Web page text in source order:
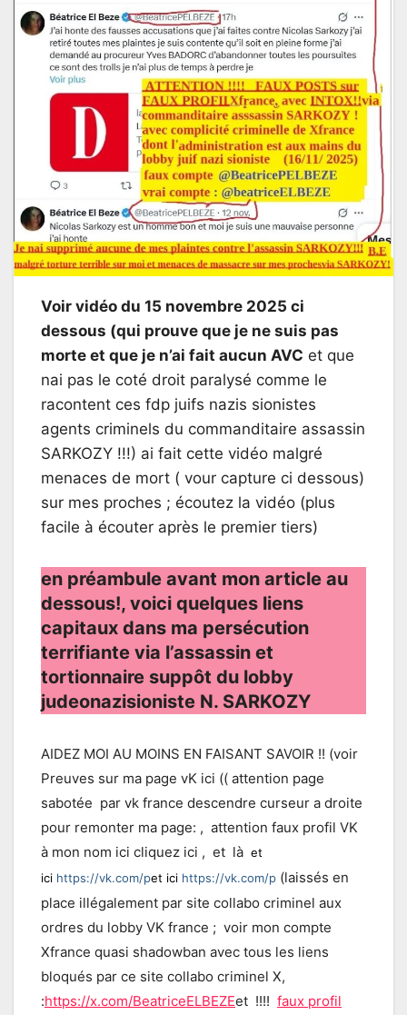
Voir vidéo du 15 novembre 2025 ci
dessous (qui prouve que je ne suis pas
morte et que je n’ai fait aucun AVC et que
nai pas le coté droit paralysé comme le
racontent ces fdp juifs nazis sionistes
agents criminels du commanditaire assassin
SARKOZY !!!) ai fait cette vidéo malgré
menaces de mort ( vour capture ci dessous)
sur mes proches ; écoutez la vidéo (plus
facile à écouter après le premier tiers)
en préambule avant mon article au
dessous!, voici quelques liens
capitaux dans ma persécution
terrifiante via l’assassin et
tortionnaire suppôt du lobby
judeonazisioniste N. SARKOZY
AIDEZ MOI AU MOINS EN FAISANT SAVOIR !! (voir
Preuves sur ma page vK ici (( attention page
sabotée par vk france descendre curseur a droite
pour remonter ma page: , attention faux profil VK
à mon nom ici cliquez ici , et là et
ici https://vk.com/pet ici https://vk.com/p (laissés en
place illégalement par site collabo criminel aux
ordres du lobby VK france ; voir mon compte
Xfrance quasi shadowban avec tous les liens
bloqués par ce site collabo criminel X,
:https://x.com/BeatriceELBEZEet !!!! faux profil